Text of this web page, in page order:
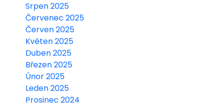
Srpen 2025
Červenec 2025
Červen 2025
Květen 2025
Duben 2025
Březen 2025
Únor 2025
Leden 2025
Prosinec 2024